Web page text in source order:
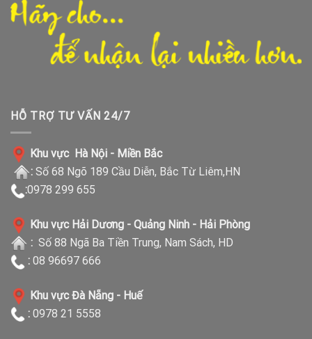
HỖ TRỢ TƯ VẤN 24/7
Khu vực Hà Nội - Miền Bắc
: Số 68 Ngõ 189 Cầu Diễn, Bắc Từ Liêm,HN
:0978 299 655
Khu vực Hải Dương - Quảng Ninh - Hải Phòng
: Số 88 Ngã Ba Tiền Trung, Nam Sách, HD
: 08 96697 666
Khu vực Đà Nẵng - Huế
: 0978 21 5558